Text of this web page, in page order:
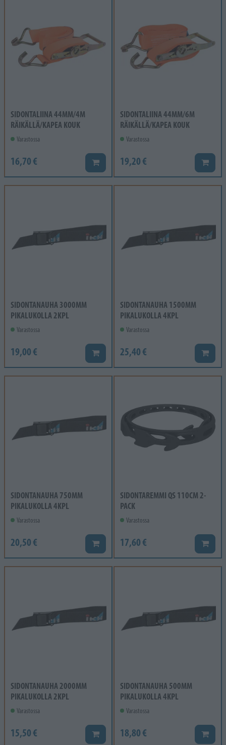
SIDONTALIINA 44MM/4M
RÄIKÄLLÄ/KAPEA KOUK
Varastossa
16,70 € Lisää koriin
SIDONTALIINA 44MM/6M
RÄIKÄLLÄ/KAPEA KOUK
Varastossa
19,20 € Lisää
SIDONTANAUHA 3000MM
PIKALUKOLLA 2KPL
Varastossa
19,00 € Lisää koriin
SIDONTANAUHA 1500MM
PIKALUKOLLA 4KPL
Varastossa
25,40 € Lisää
SIDONTANAUHA 750MM
PIKALUKOLLA 4KPL
Varastossa
20,50 € Lisää koriin
SIDONTAREMMI QS 110CM 2-
PACK
Varastossa
17,60 € Lisää
SIDONTANAUHA 2000MM
PIKALUKOLLA 2KPL
Varastossa
15,50 € Lisää koriin
SIDONTANAUHA 500MM
PIKALUKOLLA 4KPL
Varastossa
18,80 € Lisää